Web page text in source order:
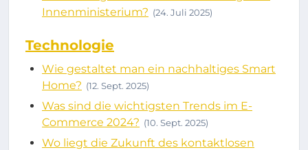
Innenministerium? (24. Juli 2025)
Technologie
Wie gestaltet man ein nachhaltiges Smart
Home? (12. Sept. 2025)
Was sind die wichtigsten Trends im E-
Commerce 2024? (10. Sept. 2025)
Wo liegt die Zukunft des kontaktlosen